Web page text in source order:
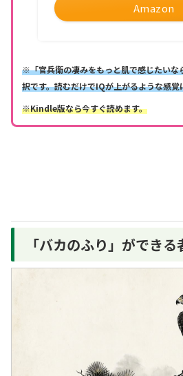
Amazon
※「官兵衛の凄みをもっと肌で感じたいな
択です。読むだけでIQが上がるような感覚
※Kindle版なら今すぐ読めます。
「バカのふり」ができ